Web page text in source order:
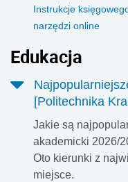
Instrukcje
narzędzi online
Edukacja
[Politechnika
Jakie są
akademicki 2026/
Oto kierunki z
miejsce.